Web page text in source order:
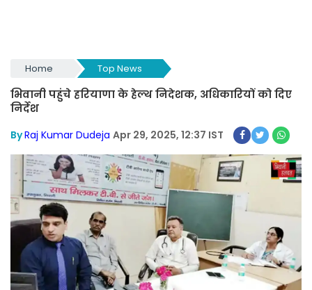
Home Top News
भिवानी पहुंचे हरियाणा के हेल्थ निदेशक, अधिकारियों को दिए
निर्देश
ByRaj Kumar Dudeja Apr 29, 2025, 12:37 IST